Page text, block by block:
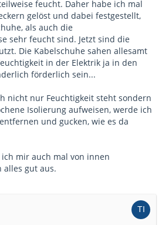
feucht. Daher habe ich mal
gelöst und dabei festgestellt,
als auch die
sehr feucht sind. Jetzt sind die
Die Kabelschuhe sahen allesamt
in der Elektrik ja in den
förderlich sein...
nicht nur Feuchtigkeit steht sondern
Isolierung aufweisen, werde ich
und gucken, wie es da
mir auch mal von innen
alles gut aus.